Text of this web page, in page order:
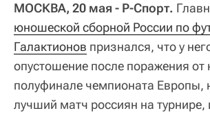
МОСКВА, 20 мая - Р-Спорт.
юношеской сборной России по
Галактионов признался, что у
опустошение после поражения от
полуфинале чемпионата Европы,
лучший матч россиян на турнире,